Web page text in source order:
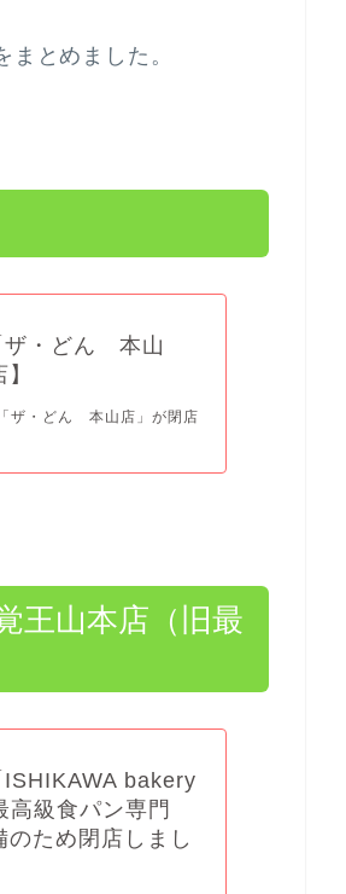
まとめました。
ザ・どん 本山
ザ・どん 本山店」が閉店
王山本店（旧最
bakery
級食パン専門
ため閉店しまし